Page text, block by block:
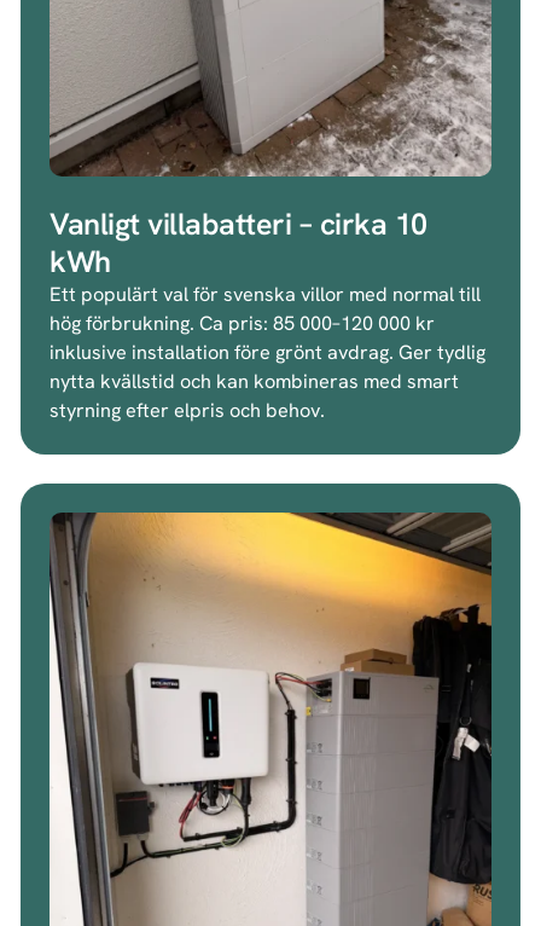
Vanligt villabatteri – cirka 10
kWh
Ett populärt val för svenska villor med normal till
hög förbrukning. Ca pris: 85 000–120 000 kr
inklusive installation före grönt avdrag. Ger tydlig
nytta kvällstid och kan kombineras med smart
styrning efter elpris och behov.